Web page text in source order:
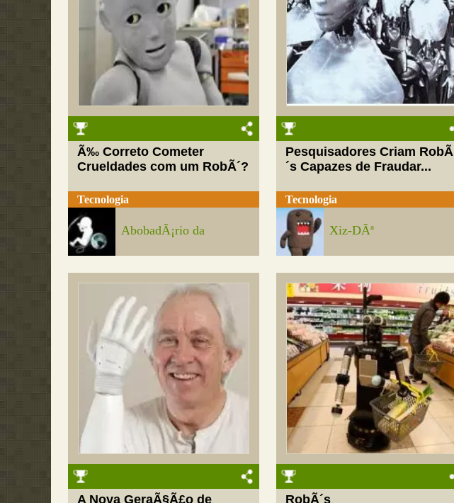
Ã‰ Correto Cometer
Crueldades com um RobÃ´?
Tecnologia
AbobadÃ¡rio da
Pesquisadores Criam RobÃ
´s Capazes de Fraudar...
Tecnologia
Xiz-DÃª
A Nova GeraÃ§Ã£o de RobÃ´s